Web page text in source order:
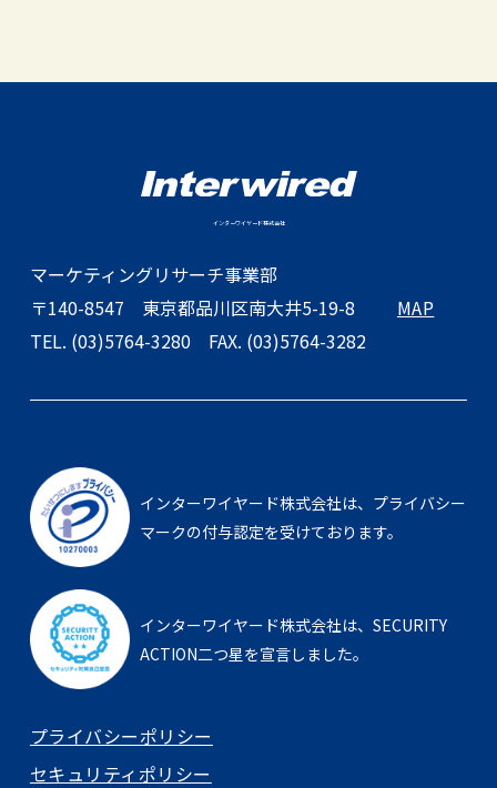
インターワイヤード株式会社
マーケティングリサーチ事業部
〒140-8547 東京都品川区南大井5-19-8
MAP
TEL. (03)5764-3280 FAX. (03)5764-3282
インターワイヤード株式会社は、 プライバシー
マークの付与認定を受けております。
インターワイヤード株式会社は、 SECURITY
ACTION二つ星を宣言しました。
プライバシーポリシー
セキュリティポリシー